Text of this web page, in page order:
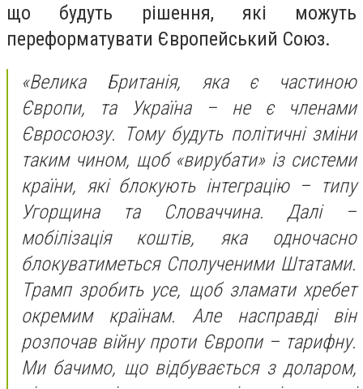
що будуть рішення, які можуть
переформатувати Європейський Союз.
«Велика Британія, яка є частиною
Європи, та Україна – не є членами
Євросоюзу. Тому будуть політичні зміни
таким чином, щоб «вирубати» із системи
країни, які блокують інтеграцію – типу
Угорщина та Словаччина. Далі –
мобілізація коштів, яка одночасно
блокуватиметься Сполученими Штатами.
Трамп зробить усе, щоб зламати хребет
окремим країнам. Але насправді він
розпочав війну проти Європи – тарифну.
Ми бачимо, що відбувається з доларом,